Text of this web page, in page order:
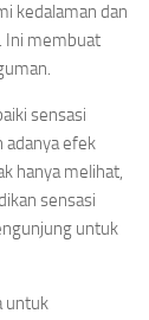
kedalaman dan
Ini membuat
sensasi
adanya efek
hanya melihat,
sensasi
untuk
untuk